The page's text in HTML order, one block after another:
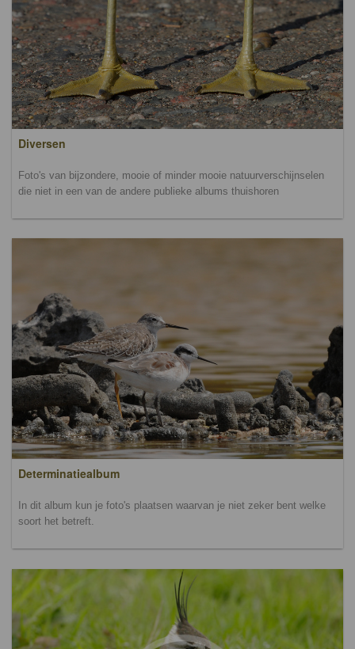
Diversen
Foto's van bijzondere, mooie of minder mooie natuurverschijnselen
die niet in een van de andere publieke albums thuishoren
Determinatiealbum
In dit album kun je foto's plaatsen waarvan je niet zeker bent welke
soort het betreft.